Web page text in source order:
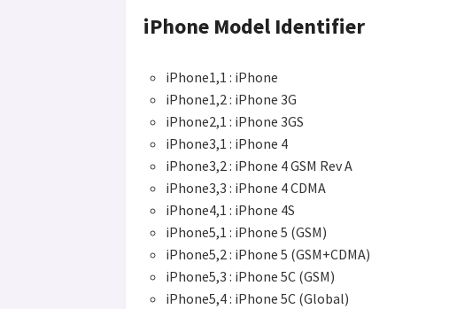
iPhone Model Identifier
iPhone1,1 : iPhone
iPhone1,2 : iPhone 3G
iPhone2,1 : iPhone 3GS
iPhone3,1 : iPhone 4
iPhone3,2 : iPhone 4 GSM Rev A
iPhone3,3 : iPhone 4 CDMA
iPhone4,1 : iPhone 4S
iPhone5,1 : iPhone 5 (GSM)
iPhone5,2 : iPhone 5 (GSM+CDMA)
iPhone5,3 : iPhone 5C (GSM)
iPhone5,4 : iPhone 5C (Global)